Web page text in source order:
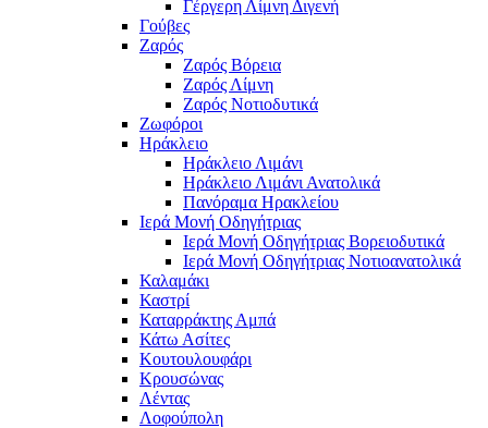
Γέργερη Λίμνη Διγενή
Γούβες
Ζαρός
Ζαρός Βόρεια
Ζαρός Λίμνη
Ζαρός Νοτιοδυτικά
Ζωφόροι
Ηράκλειο
Ηράκλειο Λιμάνι
Ηράκλειο Λιμάνι Ανατολικά
Πανόραμα Ηρακλείου
Ιερά Μονή Οδηγήτριας
Ιερά Μονή Οδηγήτριας Βορειοδυτικά
Ιερά Μονή Οδηγήτριας Νοτιοανατολικά
Καλαμάκι
Καστρί
Καταρράκτης Αμπά
Κάτω Ασίτες
Κουτουλουφάρι
Κρουσώνας
Λέντας
Λοφούπολη